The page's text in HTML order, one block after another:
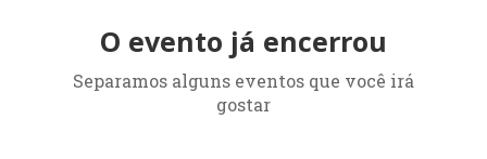
O evento já encerrou
Separamos alguns eventos que você irá
gostar